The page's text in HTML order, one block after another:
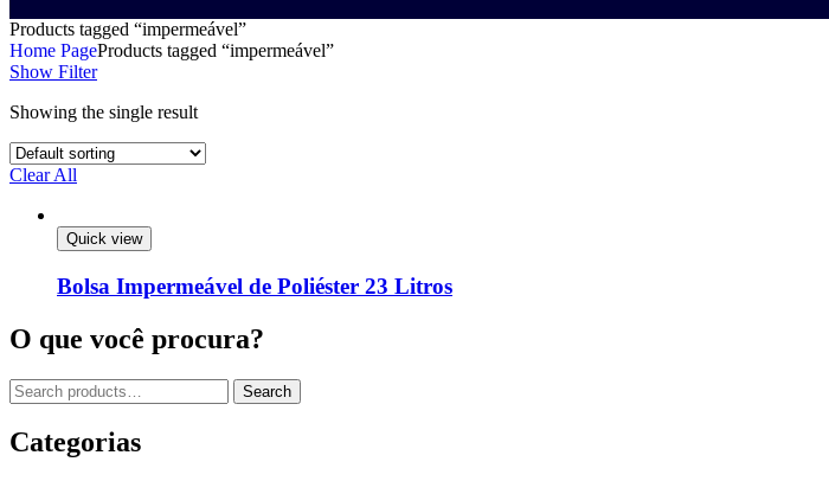
Products tagged “impermeável”
Home PageProducts tagged “impermeável”
Show Filter
Showing the single result
Clear All
Quick view
Bolsa Impermeável de Poliéster 23 Litros
O que você procura?
Search
Categorias